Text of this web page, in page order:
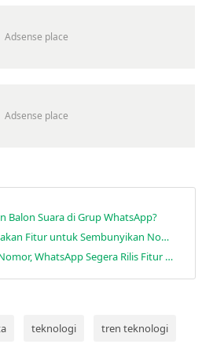
Balon Suara di Grup WhatsApp?
WhatsApp Rencanakan Fitur untuk Sembunyikan Nomor HP saat Chat
Tak Perlu Berbagi Nomor, WhatsApp Segera Rilis Fitur Username
teknologi tren teknologi